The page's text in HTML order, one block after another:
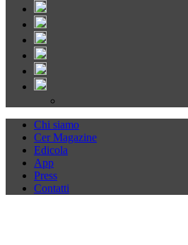
Chi siamo
Cer Magazine
Edicola
App
Press
Contatti